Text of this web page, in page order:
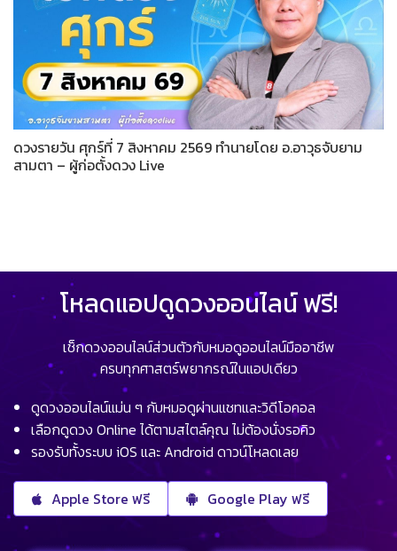
ดวงรายวัน ศุกร์ที่ 7 สิงหาคม 2569 ทำนายโดย อ.อาวุธจับยาม
สามตา – ผู้ก่อตั้งดวง Live
โหลดแอปดูดวงออนไลน์ ฟรี!
เช็กดวงออนไลน์ส่วนตัวกับหมอดูออนไลน์มืออาชีพ
ครบทุกศาสตร์พยากรณ์ในแอปเดียว
ดูดวงออนไลน์แม่น ๆ กับหมอดูผ่านแชทและวิดีโอคอล
เลือกดูดวง Online ได้ตามสไตล์คุณ ไม่ต้องนั่งรอคิว
รองรับทั้งระบบ iOS และ Android ดาวน์โหลดเลย
Apple Store ฟรี Google Play ฟรี